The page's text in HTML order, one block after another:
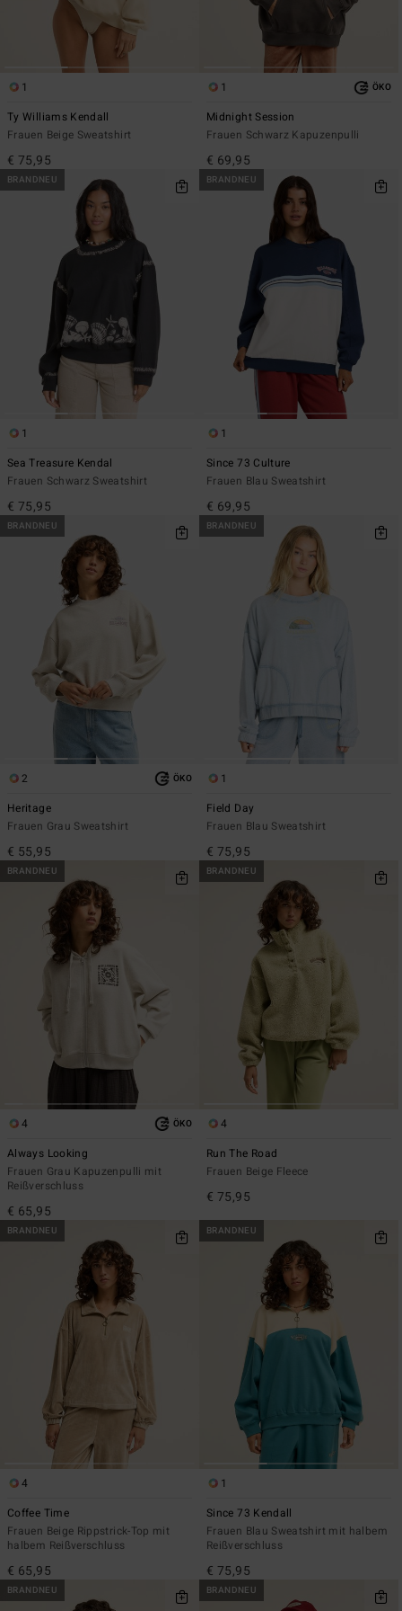
1
Ty Williams Kendall
Frauen Beige Sweatshirt
€ 75,95
1 ÖKO
Midnight Session
Frauen Schwarz Kapuzenpulli
€ 69,95
BRANDNEU
1
Sea Treasure Kendal
Frauen Schwarz Sweatshirt
€ 75,95
BRANDNEU
1
Since 73 Culture
Frauen Blau Sweatshirt
€ 69,95
BRANDNEU
2 ÖKO
Heritage
Frauen Grau Sweatshirt
€ 55,95
BRANDNEU
1
Field Day
Frauen Blau Sweatshirt
€ 75,95
BRANDNEU
4 ÖKO
Always Looking
Frauen Grau Kapuzenpulli mit
Reißverschluss
€ 65,95
BRANDNEU
4
Run The Road
Frauen Beige Fleece
€ 75,95
BRANDNEU
4
Coffee Time
Frauen Beige Rippstrick-Top mit
halbem Reißverschluss
€ 65,95
BRANDNEU
1
Since 73 Kendall
Frauen Blau Sweatshirt mit halbem
Reißverschluss
€ 75,95
BRANDNEU BRANDNEU